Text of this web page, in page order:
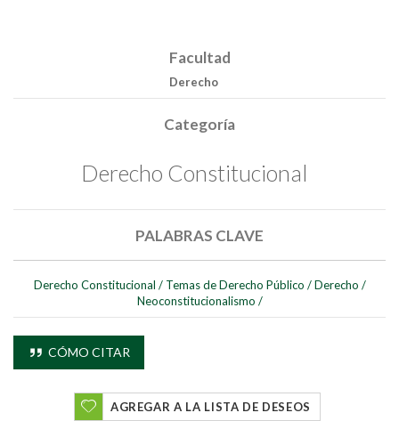
Facultad
Derecho
Categoría
Derecho Constitucional
PALABRAS CLAVE
Derecho Constitucional / Temas de Derecho Público / Derecho /
Neoconstitucionalismo /
CÓMO CITAR
AGREGAR A LA LISTA DE DESEOS